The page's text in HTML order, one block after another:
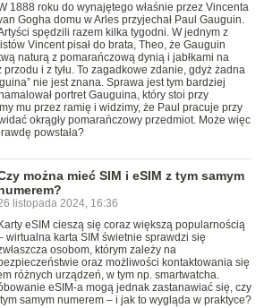
1888 roku do wynajętego właśnie przez Vincenta
Gogha domu w Arles przyjechał Paul Gauguin.
spędzili razem kilka tygodni. W jednym z
listów Vincent pisał do brata, Theo, że Gauguin
naturą z pomarańczową dynią i jabłkami na
przodu i z tyłu. To zagadkowe zdanie, gdyż żadna
nie jest znana. Sprawa jest tym bardziej
portret Gauguina, który stoi przy
mu przez ramię i widzimy, że Paul pracuje przy
okrągły pomarańczowy przedmiot. Może więc
powstała?
można mieć SIM i eSIM z tym samym
listopada 2024, 16:36
Karty eSIM cieszą się coraz większą popularnością
wirtualna karta SIM świetnie sprawdzi się
osobom, którym zależy na
oraz możliwości kontaktowania się
różnych urządzeń, w tym np. smartwatcha.
eSIM-a mogą jednak zastanawiać się, czy
samym numerem – i jak to wygląda w praktyce?